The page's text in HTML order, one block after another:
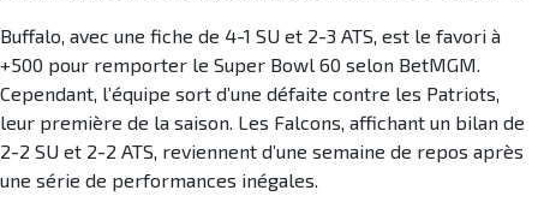
Buffalo, avec une fiche de 4-1 SU et 2-3 ATS, est le favori à
+500 pour remporter le Super Bowl 60 selon BetMGM.
Cependant, l’équipe sort d’une défaite contre les Patriots,
leur première de la saison. Les Falcons, affichant un bilan de
2-2 SU et 2-2 ATS, reviennent d’une semaine de repos après
une série de performances inégales.